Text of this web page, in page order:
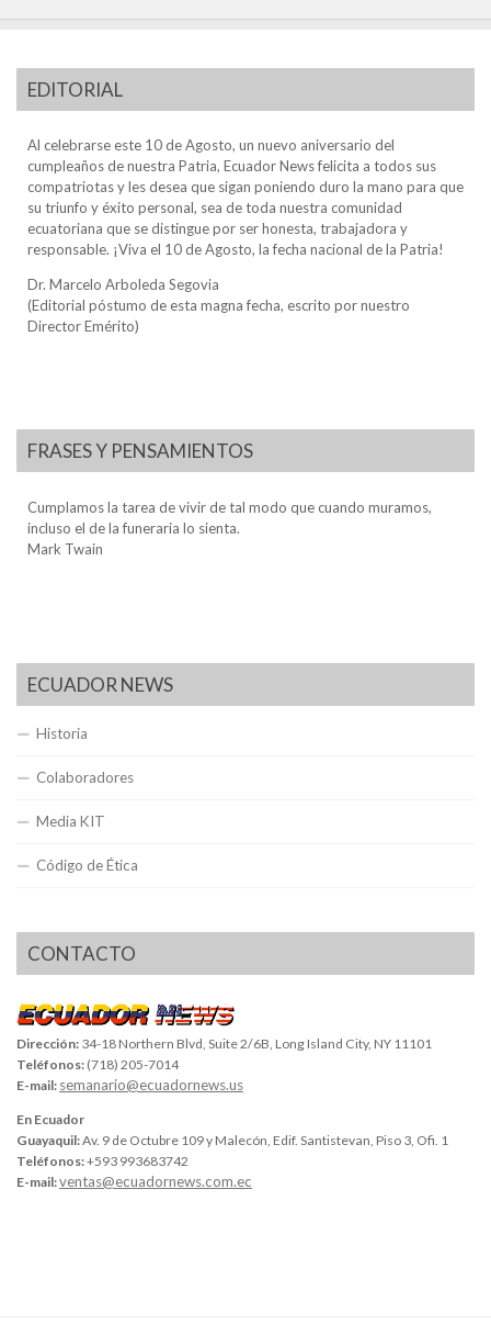
EDITORIAL
Al celebrarse este 10 de Agosto, un nuevo aniversario del
cumpleaños de nuestra Patria, Ecuador News felicita a todos sus
compatriotas y les desea que sigan poniendo duro la mano para que
su triunfo y éxito personal, sea de toda nuestra comunidad
ecuatoriana que se distingue por ser honesta, trabajadora y
responsable. ¡Viva el 10 de Agosto, la fecha nacional de la Patria!
Dr. Marcelo Arboleda Segovia
(Editorial póstumo de esta magna fecha, escrito por nuestro
Director Emérito)
FRASES Y PENSAMIENTOS
Cumplamos la tarea de vivir de tal modo que cuando muramos,
incluso el de la funeraria lo sienta.
Mark Twain
ECUADOR NEWS
Historia
Colaboradores
Media KIT
Código de Ética
CONTACTO
Dirección: 34-18 Northern Blvd, Suite 2/6B, Long Island City, NY 11101
Teléfonos: (718) 205-7014
E-mail: semanario@ecuadornews.us
En Ecuador
Guayaquil:Av. 9 de Octubre 109 y Malecón, Edif. Santistevan, Piso 3, Ofi. 1
Teléfonos:+593 993683742
E-mail:ventas@ecuadornews.com.ec